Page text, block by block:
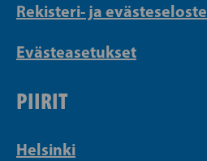
Rekisteri- ja evästeseloste
Evästeasetukset
PIIRIT
Helsinki